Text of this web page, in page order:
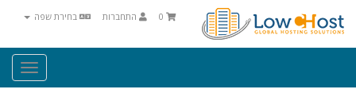
בחירת שפה התחברות 0